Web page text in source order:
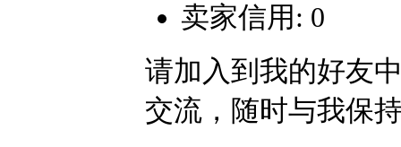
卖家信用: 0
请加入到我的好友
交流，随时与我保